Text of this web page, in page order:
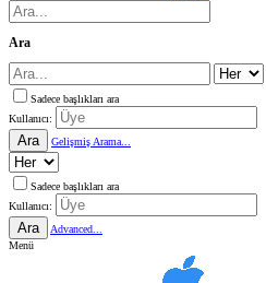
Ara
Sadece başlıkları ara
Kullanıcı:
Ara Gelişmiş Arama...
Sadece başlıkları ara
Kullanıcı:
Ara
Advanced...
Menü